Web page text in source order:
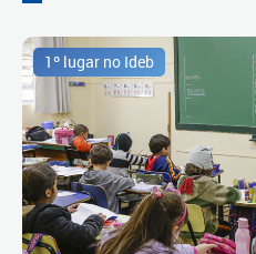
1º lugar no Ideb